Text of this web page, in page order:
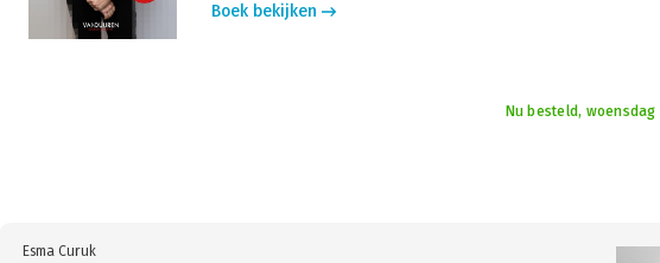
Boek bekijken
Nu besteld,
Esma Curuk